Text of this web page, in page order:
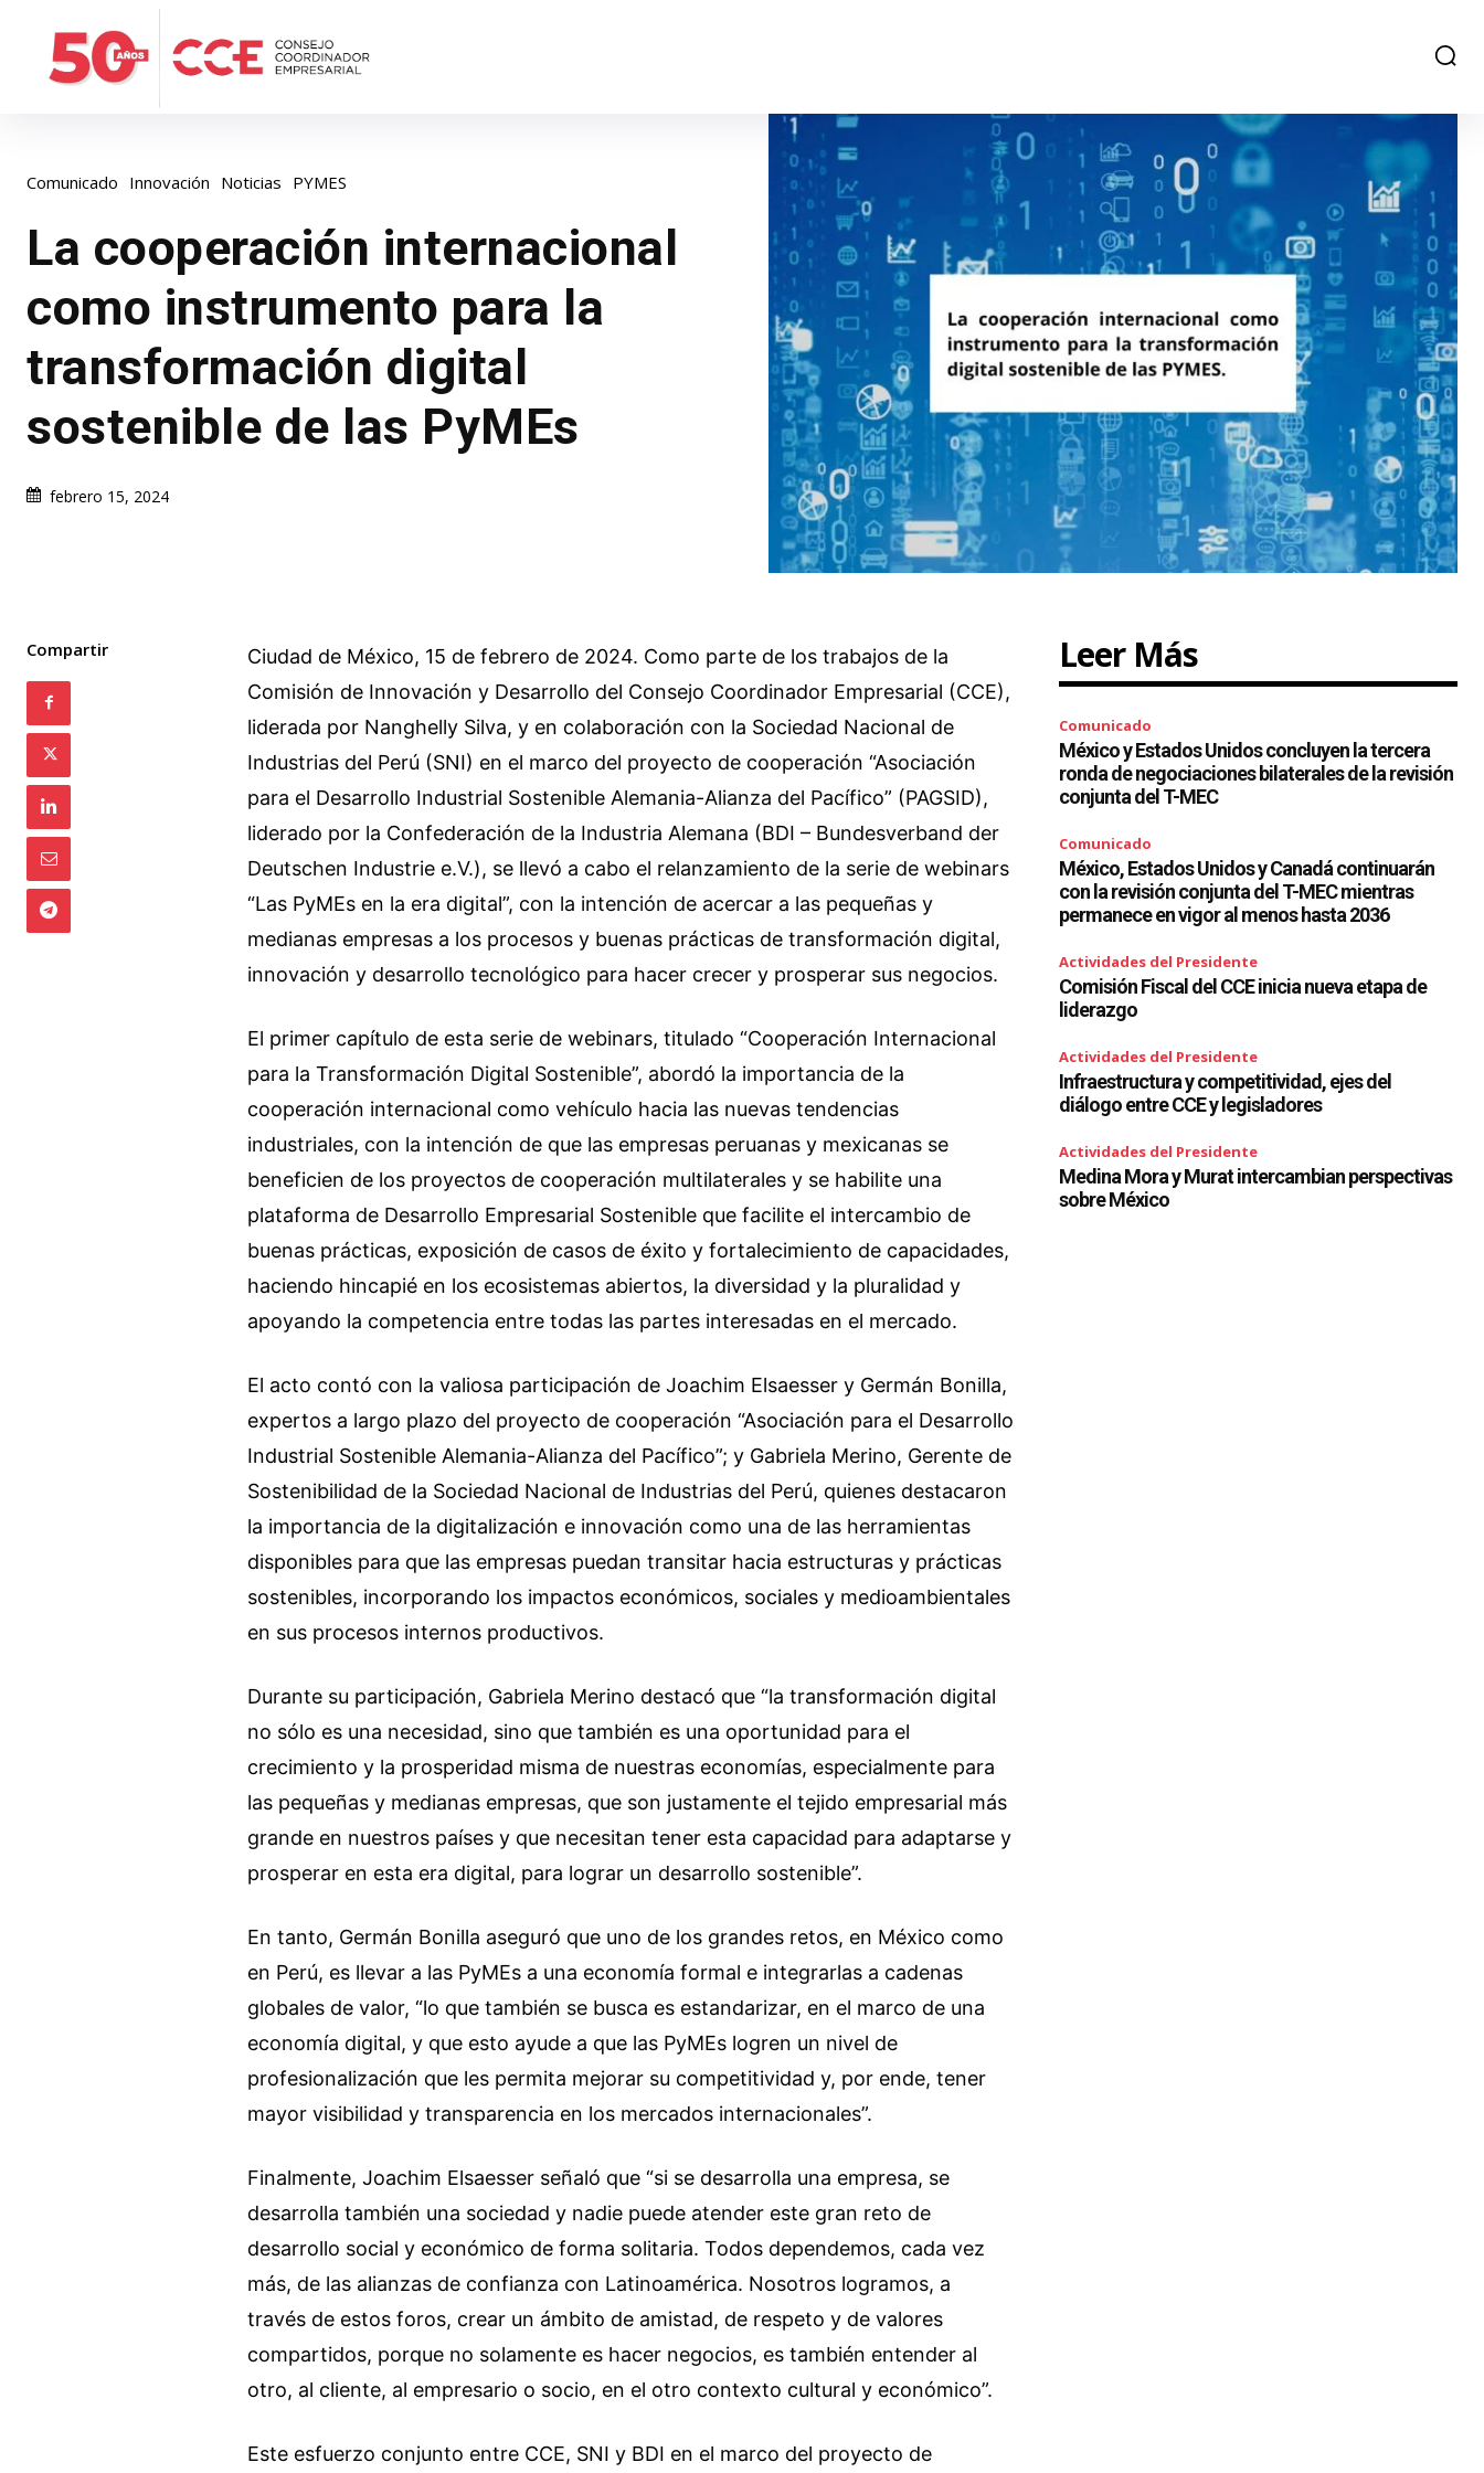
Comunicado Innovación Noticias PYMES
La cooperación internacional
como instrumento para la
transformación digital
sostenible de las PyMEs
febrero 15, 2024
Compartir
Ciudad de México, 15 de febrero de 2024. Como parte de los trabajos de la
Comisión de Innovación y Desarrollo del Consejo Coordinador Empresarial (CCE),
liderada por Nanghelly Silva, y en colaboración con la Sociedad Nacional de
Industrias del Perú (SNI) en el marco del proyecto de cooperación “Asociación
para el Desarrollo Industrial Sostenible Alemania-Alianza del Pacífico” (PAGSID),
liderado por la Confederación de la Industria Alemana (BDI – Bundesverband der
Deutschen Industrie e.V.), se llevó a cabo el relanzamiento de la serie de webinars
“Las PyMEs en la era digital”, con la intención de acercar a las pequeñas y
medianas empresas a los procesos y buenas prácticas de transformación digital,
innovación y desarrollo tecnológico para hacer crecer y prosperar sus negocios.
El primer capítulo de esta serie de webinars, titulado “Cooperación Internacional
para la Transformación Digital Sostenible”, abordó la importancia de la
cooperación internacional como vehículo hacia las nuevas tendencias
industriales, con la intención de que las empresas peruanas y mexicanas se
beneficien de los proyectos de cooperación multilaterales y se habilite una
plataforma de Desarrollo Empresarial Sostenible que facilite el intercambio de
buenas prácticas, exposición de casos de éxito y fortalecimiento de capacidades,
haciendo hincapié en los ecosistemas abiertos, la diversidad y la pluralidad y
apoyando la competencia entre todas las partes interesadas en el mercado.
El acto contó con la valiosa participación de Joachim Elsaesser y Germán Bonilla,
expertos a largo plazo del proyecto de cooperación “Asociación para el Desarrollo
Industrial Sostenible Alemania-Alianza del Pacífico”; y Gabriela Merino, Gerente de
Sostenibilidad de la Sociedad Nacional de Industrias del Perú, quienes destacaron
la importancia de la digitalización e innovación como una de las herramientas
disponibles para que las empresas puedan transitar hacia estructuras y prácticas
sostenibles, incorporando los impactos económicos, sociales y medioambientales
en sus procesos internos productivos.
Durante su participación, Gabriela Merino destacó que “la transformación digital
no sólo es una necesidad, sino que también es una oportunidad para el
crecimiento y la prosperidad misma de nuestras economías, especialmente para
las pequeñas y medianas empresas, que son justamente el tejido empresarial más
grande en nuestros países y que necesitan tener esta capacidad para adaptarse y
prosperar en esta era digital, para lograr un desarrollo sostenible”.
En tanto, Germán Bonilla aseguró que uno de los grandes retos, en México como
en Perú, es llevar a las PyMEs a una economía formal e integrarlas a cadenas
globales de valor, “lo que también se busca es estandarizar, en el marco de una
economía digital, y que esto ayude a que las PyMEs logren un nivel de
profesionalización que les permita mejorar su competitividad y, por ende, tener
mayor visibilidad y transparencia en los mercados internacionales”.
Finalmente, Joachim Elsaesser señaló que “si se desarrolla una empresa, se
desarrolla también una sociedad y nadie puede atender este gran reto de
desarrollo social y económico de forma solitaria. Todos dependemos, cada vez
más, de las alianzas de confianza con Latinoamérica. Nosotros logramos, a
través de estos foros, crear un ámbito de amistad, de respeto y de valores
compartidos, porque no solamente es hacer negocios, es también entender al
otro, al cliente, al empresario o socio, en el otro contexto cultural y económico”.
Este esfuerzo conjunto entre CCE, SNI y BDI en el marco del proyecto de
Leer Más
Comunicado
México y Estados Unidos concluyen la tercera
ronda de negociaciones bilaterales de la revisión
conjunta del T-MEC
Comunicado
México, Estados Unidos y Canadá continuarán
con la revisión conjunta del T-MEC mientras
permanece en vigor al menos hasta 2036
Actividades del Presidente
Comisión Fiscal del CCE inicia nueva etapa de
liderazgo
Actividades del Presidente
Infraestructura y competitividad, ejes del
diálogo entre CCE y legisladores
Actividades del Presidente
Medina Mora y Murat intercambian perspectivas
sobre México